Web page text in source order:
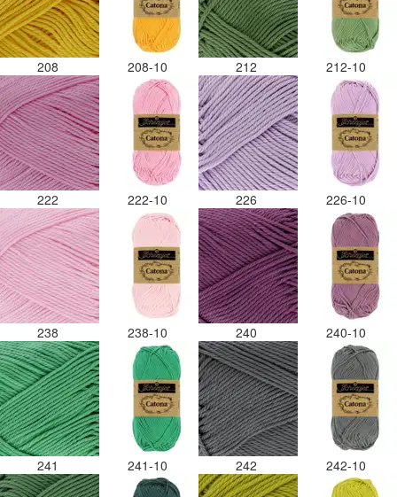
208 208-10 212 212-10
222 222-10 226 226-10
238 238-10 240 240-10
241 241-10 242 242-10